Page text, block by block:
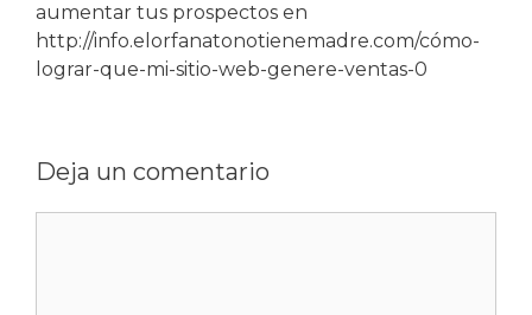
aumentar tus prospectos en
http://info.elorfanatonotienemadre.com/cómo-
lograr-que-mi-sitio-web-genere-ventas-0
Deja un comentario